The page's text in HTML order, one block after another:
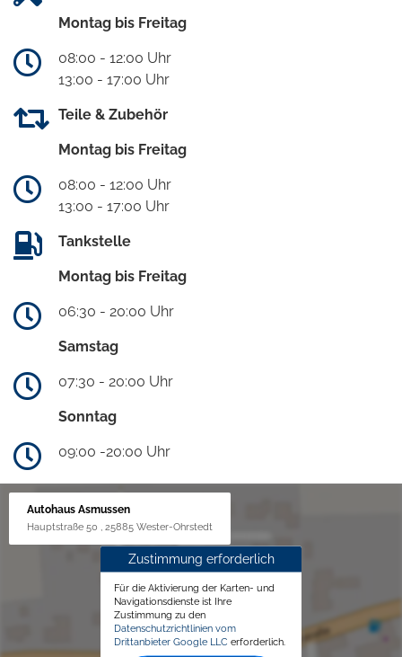
Montag bis Freitag
08:00 - 12:00 Uhr
13:00 - 17:00 Uhr
Teile & Zubehör
Montag bis Freitag
08:00 - 12:00 Uhr
13:00 - 17:00 Uhr
Tankstelle
Montag bis Freitag
06:30 - 20:00 Uhr
Samstag
07:30 - 20:00 Uhr
Sonntag
09:00 -20:00 Uhr
Autohaus Asmussen
Hauptstraße 50 , 25885 Wester-Ohrstedt
Zustimmung erforderlich
Für die Aktivierung der Karten- und
Navigationsdienste ist Ihre
Zustimmung zu den
Datenschutzrichtlinien vom
Drittanbieter Google LLC erforderlich.